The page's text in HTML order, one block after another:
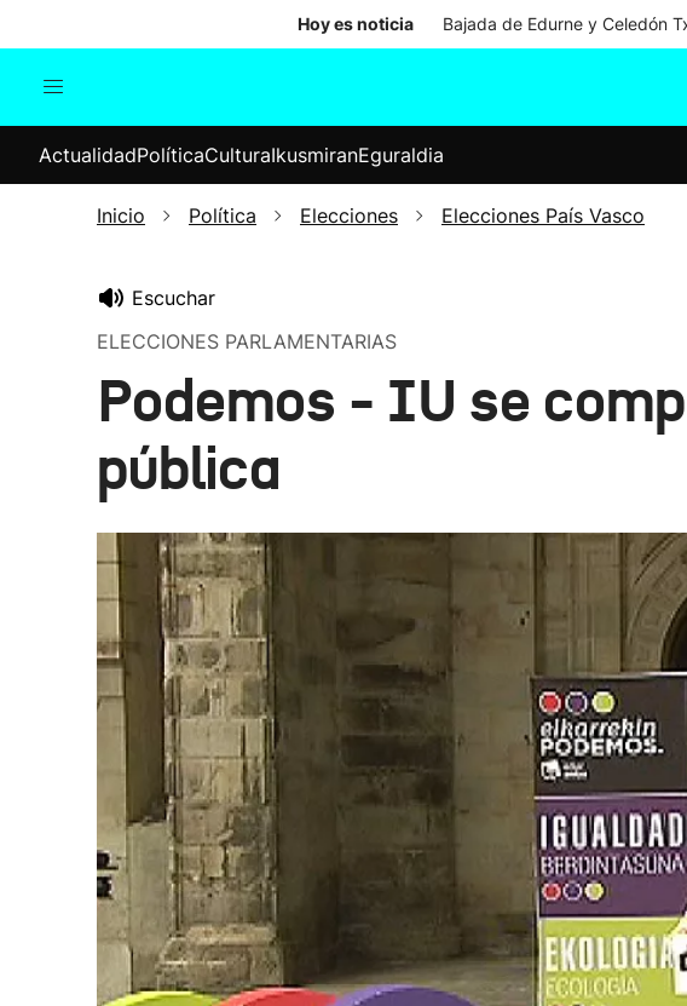
Hoy es noticia Bajada de Edurne y Celedón
Internacional
Elecciones
ActualidadPolíticaCulturaIkusmiranEguraldia
Inicio Política Elecciones Elecciones País Vasco
Escuchar
ELECCIONES PARLAMENTARIAS
Podemos - IU se
pública